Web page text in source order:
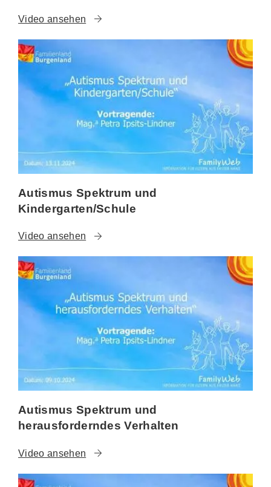
Video ansehen
Autismus Spektrum und
Kindergarten/Schule
Video ansehen
Autismus Spektrum und
herausforderndes Verhalten
Video ansehen